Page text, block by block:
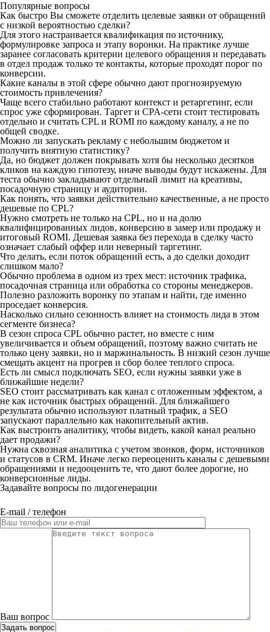
Популярные вопросы
Как быстро Вы сможете отделить целевые заявки от обращений
с низкой вероятностью сделки?
Для этого настраивается квалификация по источнику,
формулировке запроса и этапу воронки. На практике лучше
заранее согласовать критерии целевого обращения и передавать
в отдел продаж только те контакты, которые проходят порог по
конверсии.
Какие каналы в этой сфере обычно дают прогнозируемую
стоимость привлечения?
Чаще всего стабильно работают контекст и ретаргетинг, если
спрос уже сформирован. Таргет и CPA-сети стоит тестировать
отдельно и считать CPL и ROMI по каждому каналу, а не по
общей сводке.
Можно ли запускать рекламу с небольшим бюджетом и
получить внятную статистику?
Да, но бюджет должен покрывать хотя бы несколько десятков
кликов на каждую гипотезу, иначе выводы будут искажены. Для
теста обычно закладывают отдельный лимит на креативы,
посадочную страницу и аудитории.
Как понять, что заявки действительно качественные, а не просто
дешевые по CPL?
Нужно смотреть не только на CPL, но и на долю
квалифицированных лидов, конверсию в замер или продажу и
итоговый ROMI. Дешевая заявка без перехода в сделку часто
означает слабый оффер или неверный таргетинг.
Что делать, если поток обращений есть, а до сделки доходит
слишком мало?
Обычно проблема в одном из трех мест: источник трафика,
посадочная страница или обработка со стороны менеджеров.
Полезно разложить воронку по этапам и найти, где именно
проседает конверсия.
Насколько сильно сезонность влияет на стоимость лида в этом
сегменте бизнеса?
В сезон спроса CPL обычно растет, но вместе с ним
увеличивается и объем обращений, поэтому важно считать не
только цену заявки, но и маржинальность. В низкий сезон лучше
смещать акцент на прогрев и сбор более теплого спроса.
Есть ли смысл подключать SEO, если нужны заявки уже в
ближайшие недели?
SEO стоит рассматривать как канал с отложенным эффектом, а
не как источник быстрых обращений. Для ближайшего
результата обычно используют платный трафик, а SEO
запускают параллельно как накопительный актив.
Как выстроить аналитику, чтобы видеть, какой канал реально
дает продажи?
Нужна сквозная аналитика с учетом звонков, форм, источников
и статусов в CRM. Иначе легко переоценить каналы с дешевыми
обращениями и недооценить те, что дают более дорогие, но
конверсионные лиды.
Задавайте вопросы по лидогенерации
E-mail / телефон
Ваш вопрос